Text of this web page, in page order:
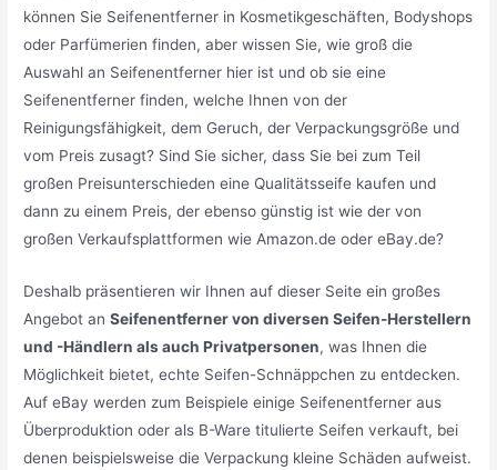
können Sie Seifenentferner in Kosmetikgeschäften, Bodyshops
oder Parfümerien finden, aber wissen Sie, wie groß die
Auswahl an Seifenentferner hier ist und ob sie eine
Seifenentferner finden, welche Ihnen von der
Reinigungsfähigkeit, dem Geruch, der Verpackungsgröße und
vom Preis zusagt? Sind Sie sicher, dass Sie bei zum Teil
großen Preisunterschieden eine Qualitätsseife kaufen und
dann zu einem Preis, der ebenso günstig ist wie der von
großen Verkaufsplattformen wie Amazon.de oder eBay.de?
Deshalb präsentieren wir Ihnen auf dieser Seite ein großes
Angebot anSeifenentferner von diversen Seifen-Herstellern
und -Händlern als auch Privatpersonen, was Ihnen die
Möglichkeit bietet, echte Seifen-Schnäppchen zu entdecken.
Auf eBay werden zum Beispiele einige Seifenentferner aus
Überproduktion oder als B-Ware titulierte Seifen verkauft, bei
denen beispielsweise die Verpackung kleine Schäden aufweist.